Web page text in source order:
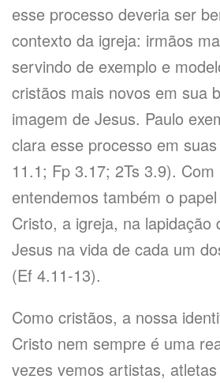
esse processo deveria ser
contexto da igreja: irmãos
servindo de exemplo e
cristãos mais novos em sua
imagem de Jesus. Paulo
clara esse processo em
11.1; Fp 3.17; 2Ts 3.9). Com
entendemos também o
Cristo, a igreja, na lapidação
Jesus na vida de cada um
(Ef 4.11-13).
Como cristãos, a nossa
Cristo nem sempre é uma
vezes vemos artistas,